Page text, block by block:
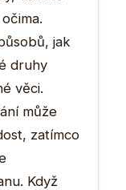
jak
druhy
věci.
může
zatímco
Když